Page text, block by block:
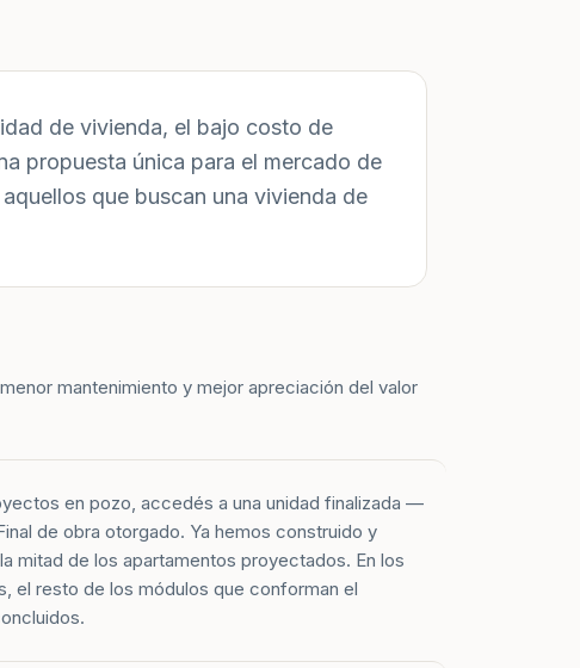
de vivienda, el bajo costo de
propuesta única para el mercado de
que buscan una vivienda de
mantenimiento y mejor apreciación del valor
en pozo, accedés a una unidad finalizada —
de obra otorgado. Ya hemos construido y
mitad de los apartamentos proyectados. En los
el resto de los módulos que conforman el